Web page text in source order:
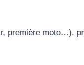
moto…),